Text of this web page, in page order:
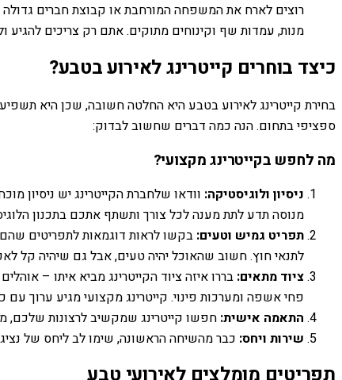
רוצים לארח את המשפחה המורחבת או קבוצת חברים גדולה
מנות, עמדות שף וקינוחים מתוקים. אתם רק צריכים להגיע
כיצד בוחרים קייטרינג לאירוע בטבע?
בחירת קייטרינג לאירוע בטבע היא החלטה חשובה, שכן היא
ספציפי בתחום. הנה כמה דברים שחשוב לבדוק:
מה לחפש בקייטרינג מקצועי?
ניסיון ולוגיסטיקה: וודאו שלחברת הקייטרינג יש ניסיון
מנוסה תדע לתת מענה לכל צורך ותשתף אתכם בתכנון
תפריט גמיש וטעים: בקשו לראות דוגמאות לתפריטים שהם
לתנאי חוץ. חשוב שהאוכל יהיה טעים, אבל גם שיהיה קל
ציוד מתאים: בררו איזה ציוד הקייטרינג מביא איתו –
פחי אשפה ומערכות פינוי. קייטרינג מקצועי מגיע ערוך עם
התאמה אישית: חפשו קייטרינג שמקשיב לרצונות שלכם,
שירות ויחס: כבר מהשיחה הראשונה, שימו לב ליחס של